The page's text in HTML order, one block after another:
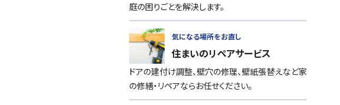
庭の困りごとを解決します。
ドアの建付け調整、壁穴の修理、壁紙張替えなど家
の修繕・リペアならお任せください。
気になる場所をお直し
住まいのリペアサービス